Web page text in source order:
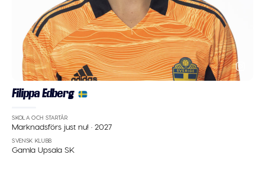
Filippa Edberg
SKOLA OCH STARTÅR
Marknadsförs just nu!·2027
SVENSK KLUBB
Gamla Upsala SK